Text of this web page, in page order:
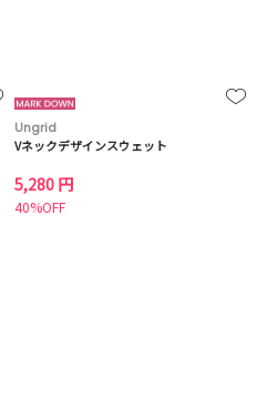
Ungrid
Vネックデザインスウェット
5,280 円
40%OFF